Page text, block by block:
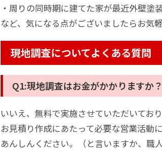
・周りの同時期に建てた家が最近外壁塗
など、気になる点がございましたらお気
現地調査についてよくある質問
Q1:現地調査はお金がかかりますか？
いいえ、無料で実施させていただいており
お見積り作成にあたって必要な営業活動
あんしんください。（と言いますか、職